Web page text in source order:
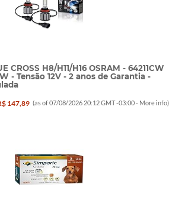
CROSS H8/H11/H16 OSRAM - 64211CW
- Tensão 12V - 2 anos de Garantia -
147,89 (as of 07/08/2026 20:12 GMT -03:00 - More info)